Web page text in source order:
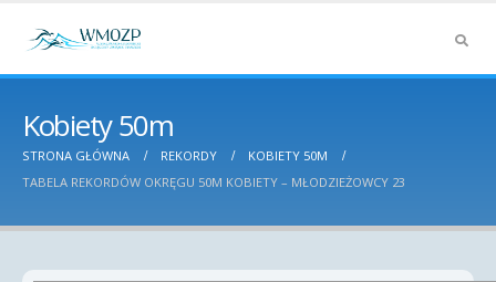
Kobiety 50m
STRONA GŁÓWNA REKORDY
KOBIETY 50M
TABELA REKORDÓW OKRĘGU 50M KOBIETY – MŁODZIEŻOWCY 23